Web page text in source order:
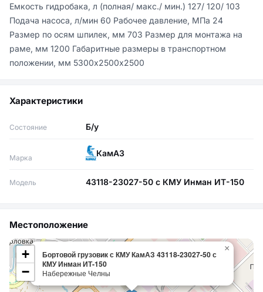
Емкость гидробака, л (полная/ макс./ мин.) 127/ 120/ 103
Подача насоса, л/мин 60 Рабочее давление, МПа 24
Размер по осям шпилек, мм 703 Размер для монтажа на
раме, мм 1200 Габаритные размеры в транспортном
положении, мм 5300х2500х2500
Характеристики
Состояние Б/у
Марка КамАЗ
Модель 43118-23027-50 с КМУ Инман ИТ-150
Местоположение
Бортовой грузовик с КМУ КамАЗ 43118-23027-50 с
КМУ Инман ИТ-150
Набережные Челны
×
+
−